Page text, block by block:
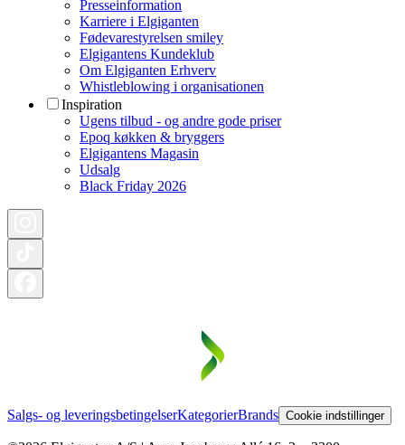
Presseinformation
Karriere i Elgiganten
Fødevarestyrelsen smiley
Elgigantens Kundeklub
Om Elgiganten Erhverv
Whistleblowing i organisationen
Inspiration
Ugens tilbud - og andre gode priser
Epoq køkken & bryggers
Elgigantens Magasin
Udsalg
Black Friday 2026
Salgs- og leveringsbetingelserKategorierBrands Cookie indstillinger